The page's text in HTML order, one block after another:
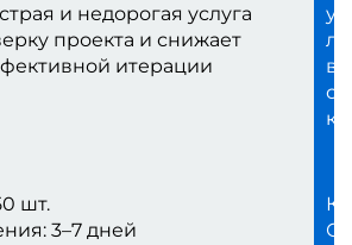
и недорогая услуга
проекта и снижает
итерации
шт.
3–7 дней